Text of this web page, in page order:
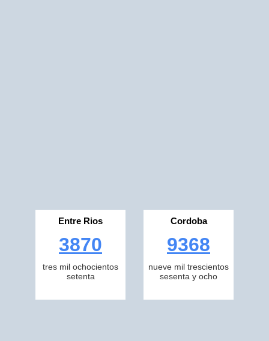
Entre Rios
3870
tres mil ochocientos
setenta
Cordoba
9368
nueve mil trescientos
sesenta y ocho